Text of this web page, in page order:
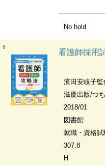
No hold
6
看護師採用試験面接
濱田安岐子監
滋慶出版/つ
2018/01
図書館
就職・資格
307.8
H